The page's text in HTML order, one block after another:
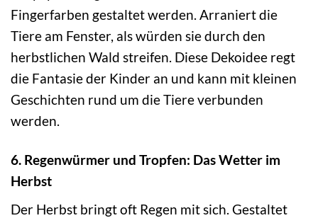
Fingerfarben gestaltet werden. Arraniert die
Tiere am Fenster, als würden sie durch den
herbstlichen Wald streifen. Diese Dekoidee regt
die Fantasie der Kinder an und kann mit kleinen
Geschichten rund um die Tiere verbunden
werden.
6. Regenwürmer und Tropfen: Das Wetter im
Herbst
Der Herbst bringt oft Regen mit sich. Gestaltet